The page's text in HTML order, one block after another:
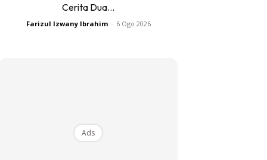
Cerita Dua...
Farizul Izwany Ibrahim - 6 Ogo 2026
Ads